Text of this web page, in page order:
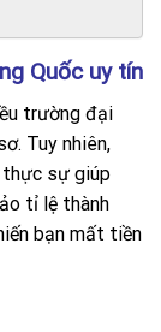
Quốc uy tín
trường đại
Tuy nhiên,
thực sự giúp
tỉ lệ thành
bạn mất tiền